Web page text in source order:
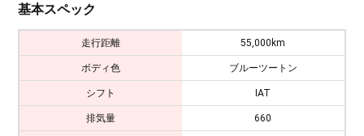
基本スペック
走行距離 55,000km
ボディ色 ブルーツートン
シフト IAT
排気量 660